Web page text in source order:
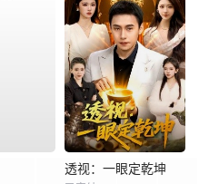
透视：一眼定乾坤